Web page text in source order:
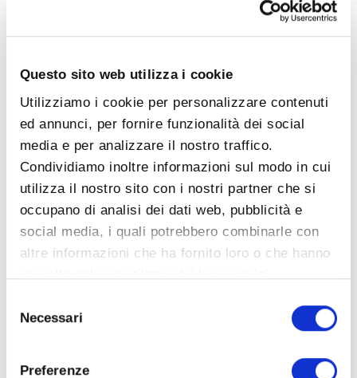
Questo sito web utilizza i cookie
Utilizziamo i cookie per personalizzare contenuti
ed annunci, per fornire funzionalità dei social
media e per analizzare il nostro traffico.
Condividiamo inoltre informazioni sul modo in cui
utilizza il nostro sito con i nostri partner che si
occupano di analisi dei dati web, pubblicità e
social media, i quali potrebbero combinarle con
altre informazioni che ha fornito loro o che hanno
raccolto dal suo utilizzo dei loro servizi.
delNecessari
Preferenze
Headquarters
Legnox Spa
Via XXV Aprile, 4, Gorgo al Monticano (TV),
31040 Italia
Contatti
+39 0422 800220